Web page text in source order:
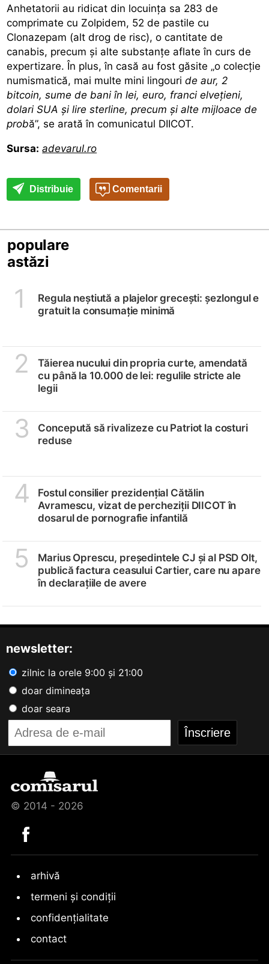
Anhetatorii au ridicat din locuința sa 283 de
comprimate cu Zolpidem, 52 de pastile cu
Clonazepam (alt drog de risc), o cantitate de
canabis, precum și alte substanțe aflate în curs de
expertizare. În plus,în casă au fost găsite „o colecție
numismatică, mai multe mini lingouri de aur, 2
bitcoin, sume de bani în lei, euro, franci elvețieni,
dolari SUA și lire sterline, precum și alte mijloace de
probă”, se arată în comunicatul DIICOT.
Sursa: adevarul.ro
Distribuie Comentarii
populare
astăzi
1
Regula neștiută a plajelor grecești: șezlongul e
gratuit la consumație minimă
2
Tăierea nucului din propria curte, amendată
cu până la 10.000 de lei: regulile stricte ale
legii
3
Concepută să rivalizeze cu Patriot la costuri
reduse
4
Fostul consilier prezidențial Cătălin
Avramescu, vizat de percheziții DIICOT în
dosarul de pornografie infantilă
5
Marius Oprescu, președintele CJ și al PSD Olt,
publică factura ceasului Cartier, care nu apare
în declarațiile de avere
newsletter:
zilnic la orele 9:00 și 21:00
doar dimineața
doar seara
© 2014 - 2026
arhivă
termeni și condiții
confidențialitate
contact